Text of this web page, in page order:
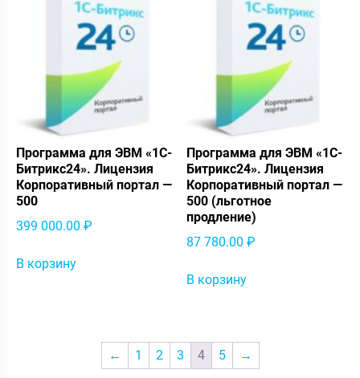
Программа для ЭВМ «1С-
Битрикс24». Лицензия
Корпоративный портал —
500
399 000.00 ₽
В корзину
Программа для ЭВМ «1С-
Битрикс24». Лицензия
Корпоративный портал —
500 (льготное
продление)
87 780.00₽
В корзину
← 1 2 3 4 5 →